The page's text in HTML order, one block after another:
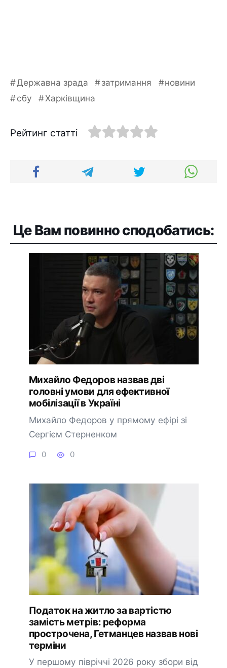
Державна зрада затримання
новини
сбу
Харківщина
Рейтинг статті
Це Вам повинно сподобатись:
Михайло Федоров назвав дві
головні умови для ефективної
мобілізації в Україні
Михайло Федоров у прямому ефірі зі
Сергієм Стерненком
0 0
Податок на житло за вартістю
замість метрів: реформа
прострочена, Гетманцев назвав нові
терміни
У першому півріччі 2026 року збори від